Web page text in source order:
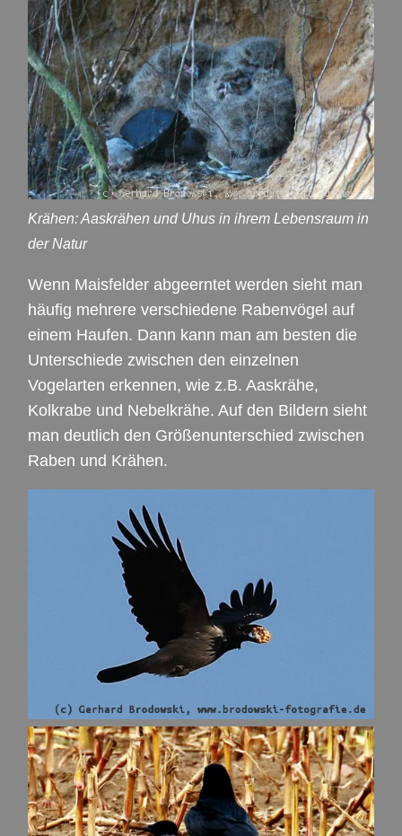
Krähen: Aaskrähen und Uhus in ihrem Lebensraum in
der Natur
Wenn Maisfelder abgeerntet werden sieht man
häufig mehrere verschiedene Rabenvögel auf
einem Haufen. Dann kann man am besten die
Unterschiede zwischen den einzelnen
Vogelarten erkennen, wie z.B. Aaskrähe,
Kolkrabe und Nebelkrähe. Auf den Bildern sieht
man deutlich den Größenunterschied zwischen
Raben und Krähen.